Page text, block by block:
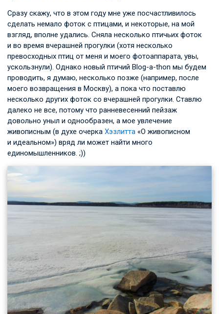
Сразу скажу, что в этом году мне уже посчастливилось
сделать немало фоток с птицами, и некоторые, на мой
взгляд, вполне удались. Сняла несколько птичьих фоток
и во время вчерашней прогулки (хотя несколько
превосходных птиц от меня и моего фотоаппарата, увы,
ускользнули). Однако новый птичий Blog-a-thon мы будем
проводить, я думаю, несколько позже (например, после
моего возвращения в Москву), а пока что поставлю
несколько других фоток со вчерашней прогулки. Ставлю
далеко не все, потому что ранневесенний пейзаж
довольно уныл и однообразен, а мое увлечение
живописным (в духе очерка Хэзлитта «О живописном
и идеальном») вряд ли может найти много
единомышленников. ;))